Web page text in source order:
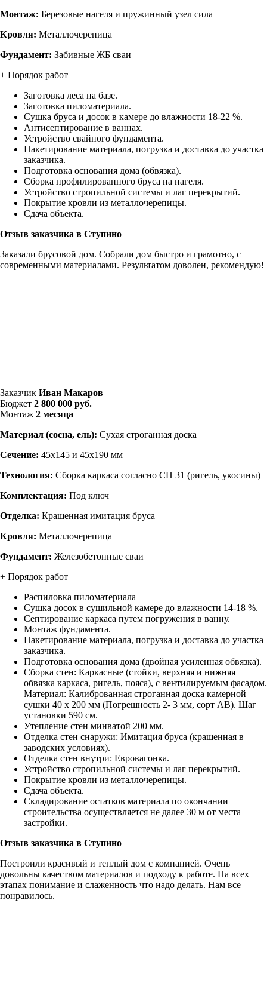
Монтаж: Березовые нагеля и пружинный узел сила
Кровля: Металлочерепица
Фундамент: Забивные ЖБ сваи
+ Порядок работ
Заготовка леса на базе.
Заготовка пиломатериала.
Сушка бруса и досок в камере до влажности 18-22 %.
Антисептирование в ваннах.
Устройство свайного фундамента.
Пакетирование материала, погрузка и доставка до участка
заказчика.
Подготовка основания дома (обвязка).
Сборка профилированного бруса на нагеля.
Устройство стропильной системы и лаг перекрытий.
Покрытие кровли из металлочерепицы.
Сдача объекта.
Отзыв заказчика в Ступино
Заказали брусовой дом. Собрали дом быстро и грамотно, с
современными материалами. Результатом доволен, рекомендую!
Заказчик Иван Макаров
Бюджет 2 800 000 руб.
Монтаж 2 месяца
Материал (сосна, ель): Сухая строганная доска
Сечение: 45х145 и 45х190 мм
Технология: Сборка каркаса согласно СП 31 (ригель, укосины)
Комплектация: Под ключ
Отделка: Крашенная имитация бруса
Кровля: Металлочерепица
Фундамент: Железобетонные сваи
+ Порядок работ
Распиловка пиломатериала
Сушка досок в сушильной камере до влажности 14-18 %.
Септирование каркаса путем погружения в ванну.
Монтаж фундамента.
Пакетирование материала, погрузка и доставка до участка
заказчика.
Подготовка основания дома (двойная усиленная обвязка).
Сборка стен: Каркасные (стойки, верхняя и нижняя
обвязка каркаса, ригель, пояса), с вентилируемым фасадом.
Материал: Калиброванная строганная доска камерной
сушки 40 х 200 мм (Погрешность 2- 3 мм, сорт АВ). Шаг
установки 590 см.
Утепление стен минватой 200 мм.
Отделка стен снаружи: Имитация бруса (крашенная в
заводских условиях).
Отделка стен внутри: Евровагонка.
Устройство стропильной системы и лаг перекрытий.
Покрытие кровли из металлочерепицы.
Сдача объекта.
Складирование остатков материала по окончании
строительства осуществляется не далее 30 м от места
застройки.
Отзыв заказчика в Ступино
Построили красивый и теплый дом с компанией. Очень
довольны качеством материалов и подходу к работе. На всех
этапах понимание и слаженность что надо делать. Нам все
понравилось.